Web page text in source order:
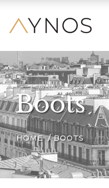
Boots
HOME BOOTS